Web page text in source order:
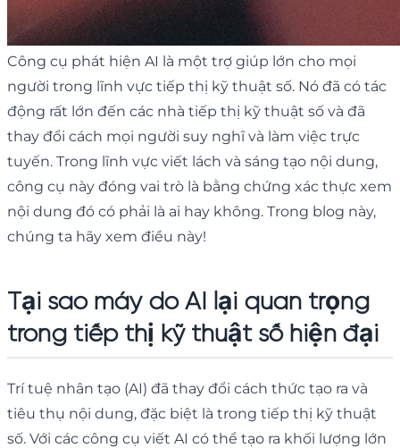
Công cụ phát hiện AI là một trợ giúp lớn cho mọi
người trong lĩnh vực tiếp thị kỹ thuật số. Nó đã có tác
động rất lớn đến các nhà tiếp thị kỹ thuật số và đã
thay đổi cách mọi người suy nghĩ và làm việc trực
tuyến. Trong lĩnh vực viết lách và sáng tạo nội dung,
công cụ này đóng vai trò là bằng chứng xác thực xem
nội dung đó có phải là ai hay không. Trong blog này,
chúng ta hãy xem điều này!
Tại sao máy dò AI lại quan trọng
trong tiếp thị kỹ thuật số hiện đại
Trí tuệ nhân tạo (AI) đã thay đổi cách thức tạo ra và
tiêu thụ nội dung, đặc biệt là trong tiếp thị kỹ thuật
số. Với các công cụ viết AI có thể tạo ra khối lượng lớn